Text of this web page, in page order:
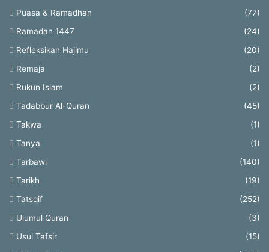
Puasa & Ramadhan
(77)
Ramadan 1447
(24)
Refleksikan Hajimu
(20)
Remaja
(2)
Rukun Islam
(2)
Tadabbur Al-Quran
(45)
Takwa
(1)
Tanya
(1)
Tarbawi
(140)
Tarikh
(19)
Tatsqif
(252)
Ulumul Quran
(3)
Usul Tafsir
(15)